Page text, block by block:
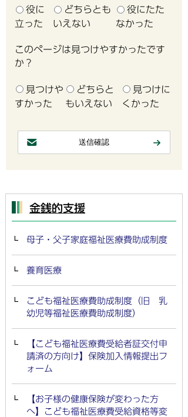
役に
立った
どちらとも
いえない
役にたた
なかった
このページは見つけやすかったです
か？
見つけや
すかった
どちらと
もいえない
見つけに
くかった
金銭的支援
母子・父子家庭福祉医療費助成制度
養育医療
こども福祉医療費助成制度（旧 乳
幼児等福祉医療費助成制度）
【こども福祉医療費受給者証交付申
請済の方向け】保険加入情報提出フ
ォーム
【お子様の健康保険が変わった方
へ】こども福祉医療費受給資格等変